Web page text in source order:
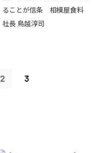
ることが信条 相模屋食料
社長 鳥越淳司
2 3